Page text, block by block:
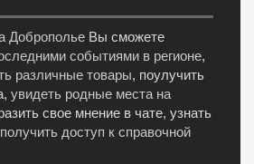
Доброполье Вы сможете
событиями в регионе,
различные товары, поулучить
увидеть родные места на
свое мнение в чате, узнать
получить доступ к справочной